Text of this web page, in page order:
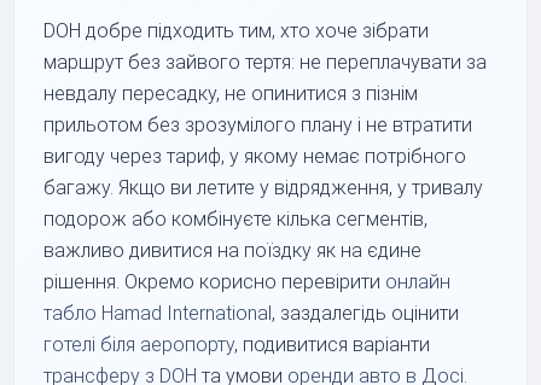
DOH добре підходить тим, хто хоче зібрати
маршрут без зайвого тертя: не переплачувати за
невдалу пересадку, не опинитися з пізнім
прильотом без зрозумілого плану і не втратити
вигоду через тариф, у якому немає потрібного
багажу. Якщо ви летите у відрядження, у тривалу
подорож або комбінуєте кілька сегментів,
важливо дивитися на поїздку як на єдине
рішення. Окремо корисно перевірити онлайн
табло Hamad International, заздалегідь оцінити
готелі біля аеропорту, подивитися варіанти
трансферу з DOH та умови оренди авто в Досі